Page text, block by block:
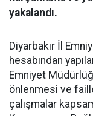
yakalandı.
Diyarbakır İl
hesabından
Emniyet
önlenmesi ve
çalışmalar